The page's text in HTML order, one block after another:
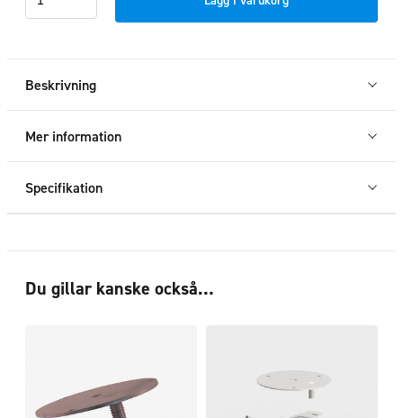
Scania
17+
Beskrivning
Mer information
Specifikation
Du gillar kanske också…